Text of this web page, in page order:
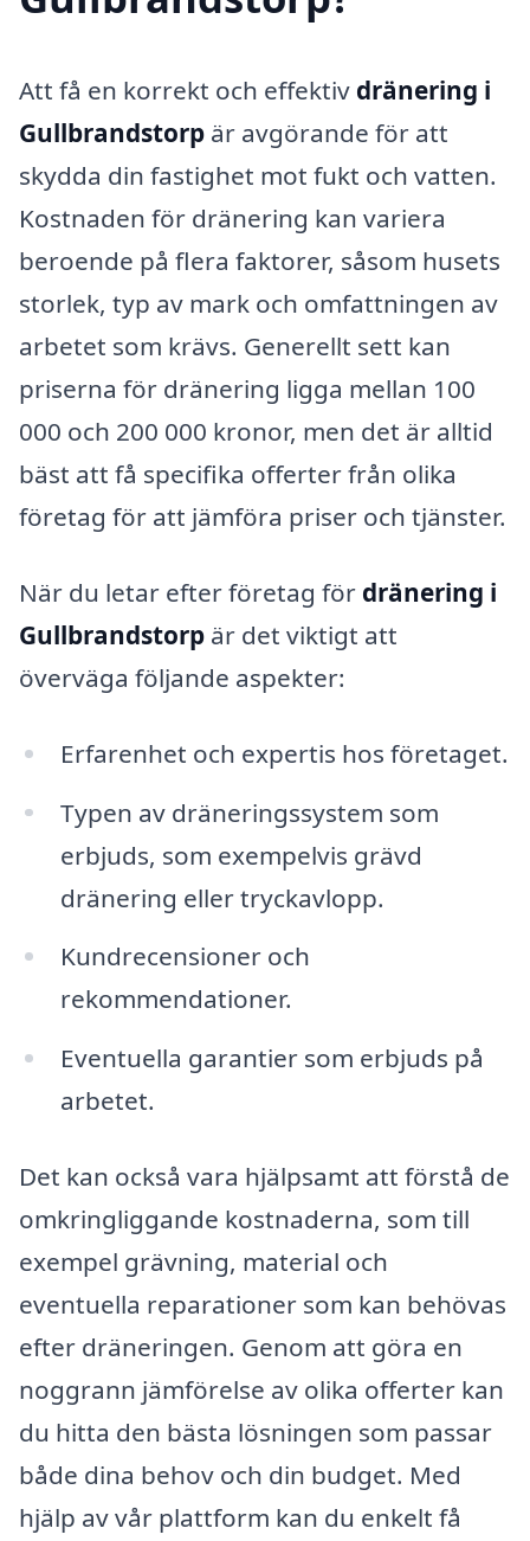
Att få en korrekt och effektiv dränering i
Gullbrandstorp är avgörande för att
skydda din fastighet mot fukt och vatten.
Kostnaden för dränering kan variera
beroende på flera faktorer, såsom husets
storlek, typ av mark och omfattningen av
arbetet som krävs. Generellt sett kan
priserna för dränering ligga mellan 100
000 och 200 000 kronor, men det är alltid
bäst att få specifika offerter från olika
företag för att jämföra priser och tjänster.
När du letar efter företag för dränering i
Gullbrandstorp är det viktigt att
överväga följande aspekter:
Erfarenhet och expertis hos företaget.
Typen av dräneringssystem som
erbjuds, som exempelvis grävd
dränering eller tryckavlopp.
Kundrecensioner och
rekommendationer.
Eventuella garantier som erbjuds på
arbetet.
Det kan också vara hjälpsamt att förstå de
omkringliggande kostnaderna, som till
exempel grävning, material och
eventuella reparationer som kan behövas
efter dräneringen. Genom att göra en
noggrann jämförelse av olika offerter kan
du hitta den bästa lösningen som passar
både dina behov och din budget. Med
hjälp av vår plattform kan du enkelt få